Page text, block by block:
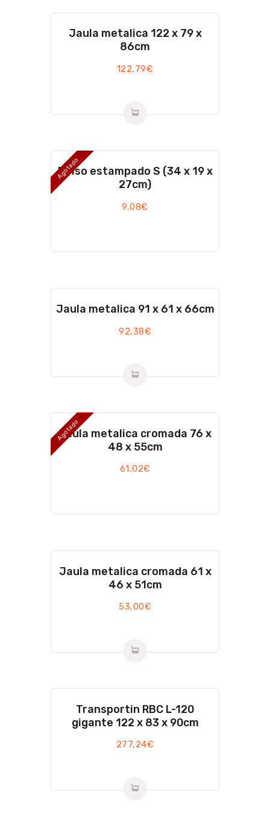
Jaula metalica 122 x 79 x
86cm
122,79€
Agotado
Bolso estampado S (34 x 19 x
27cm)
9,08€
Jaula metalica 91 x 61 x 66cm
92,38€
Agotado
Jaula metalica cromada 76 x
48 x 55cm
61,02€
Jaula metalica cromada 61 x
46 x 51cm
53,00€
Transportin RBC L-120
gigante 122 x 83 x 90cm
277,24€